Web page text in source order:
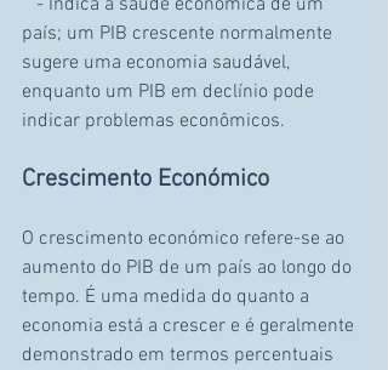
país; um PIB crescente normalmente
sugere uma economia saudável,
enquanto um PIB em declínio pode
indicar problemas econômicos.
Crescimento Económico
O crescimento económico refere-se ao
aumento do PIB de um país ao longo do
tempo. É uma medida do quanto a
economia está a crescer e é geralmente
demonstrado em termos percentuais